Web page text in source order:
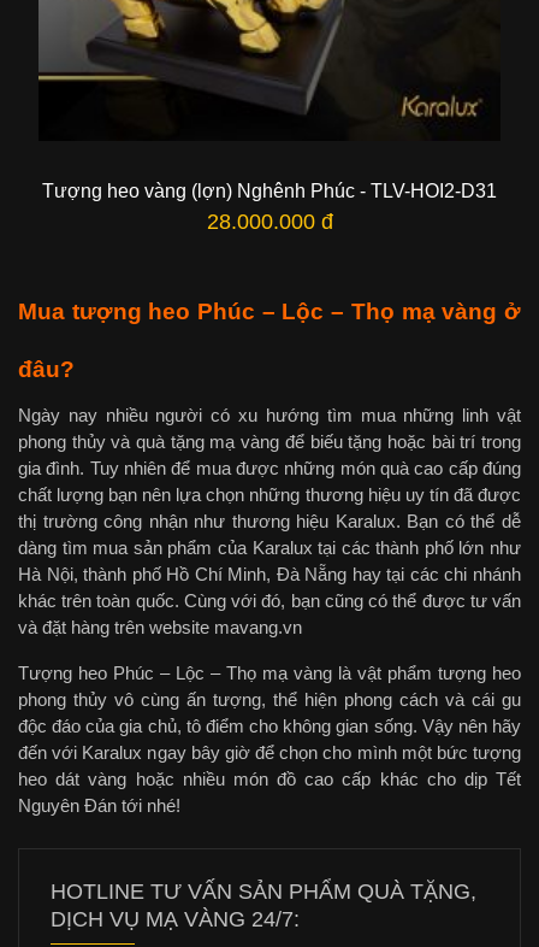
Tượng heo vàng (lợn) Nghênh Phúc - TLV-HOI2-D31
28.000.000 đ
Mua tượng heo Phúc – Lộc – Thọ mạ vàng ở
đâu?
Ngày nay nhiều người có xu hướng tìm mua những linh vật
phong thủy và quà tặng mạ vàng để biếu tặng hoặc bài trí trong
gia đình. Tuy nhiên để mua được những món quà cao cấp đúng
chất lượng bạn nên lựa chọn những thương hiệu uy tín đã được
thị trường công nhận như thương hiệu Karalux. Bạn có thể dễ
dàng tìm mua sản phẩm của Karalux tại các thành phố lớn như
Hà Nội, thành phố Hồ Chí Minh, Đà Nẵng hay tại các chi nhánh
khác trên toàn quốc. Cùng với đó, bạn cũng có thể được tư vấn
và đặt hàng trên website mavang.vn
Tượng heo Phúc – Lộc – Thọ mạ vàng là vật phẩm tượng heo
phong thủy vô cùng ấn tượng, thể hiện phong cách và cái gu
độc đáo của gia chủ, tô điểm cho không gian sống. Vậy nên hãy
đến với Karalux ngay bây giờ để chọn cho mình một bức tượng
heo dát vàng hoặc nhiều món đồ cao cấp khác cho dịp Tết
Nguyên Đán tới nhé!
HOTLINE TƯ VẤN SẢN PHẨM QUÀ TẶNG,
DỊCH VỤ MẠ VÀNG 24/7: